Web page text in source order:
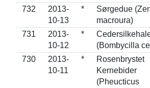
732
2013-
10-13
*
Sørgedue
macroura)
731
2013-
10-12
*
(Bombycilla
730
2013-
10-11
*
Rosenbrystet
Kernebider
(Pheucticus